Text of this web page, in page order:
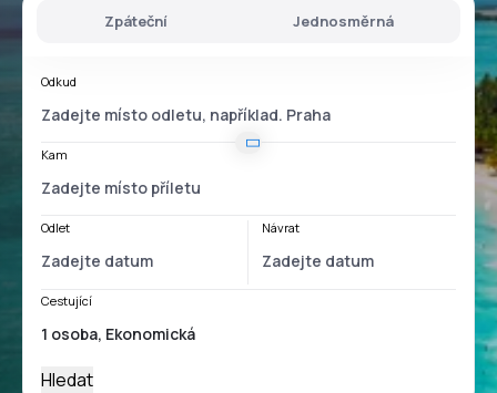
Zpáteční Jednosměrná
Odkud
Kam
Odlet Návrat
Cestující
Hledat